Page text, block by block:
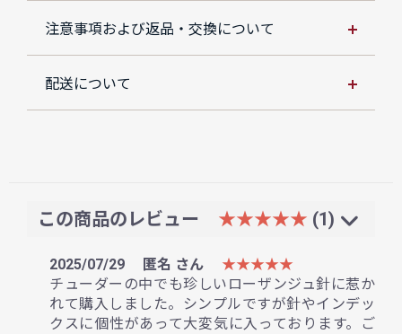
注意事項および返品・交換について
配送について
この商品のレビュー ★★★★★ (1)
2025/07/29 匿名 さん
★★★★★
チューダーの中でも珍しいローザンジュ針に惹か
れて購入しました。シンプルですが針やインデッ
クスに個性があって大変気に入っております。ご